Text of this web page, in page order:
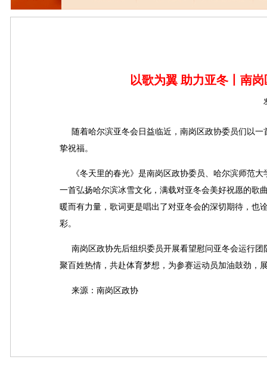
以歌为翼 助力亚冬丨南
随着哈尔滨亚冬会日益临近，南岗区政协委员们以一
挚祝福。
《冬天里的春光》是南岗区政协委员、哈尔滨师范大
一首弘扬哈尔滨冰雪文化，满载对亚冬会美好祝愿的歌
暖而有力量，歌词更是唱出了对亚冬会的深切期待，也
彩。
南岗区政协先后组织委员开展看望慰问亚冬会运行团
聚百姓热情，共赴体育梦想，为参赛运动员加油鼓劲，
来源： 南岗区政协